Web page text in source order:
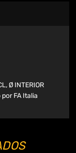
Ø INTERIOR
FA Italia